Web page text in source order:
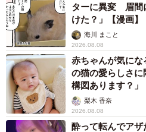
ターに異変 眉間
けた？」【漫画】
海川 まこと
2026.08.08
赤ちゃんが気に
の猫の愛らしさ
構図あります？」
梨木 香奈
2026.08.08
酔って転んでア